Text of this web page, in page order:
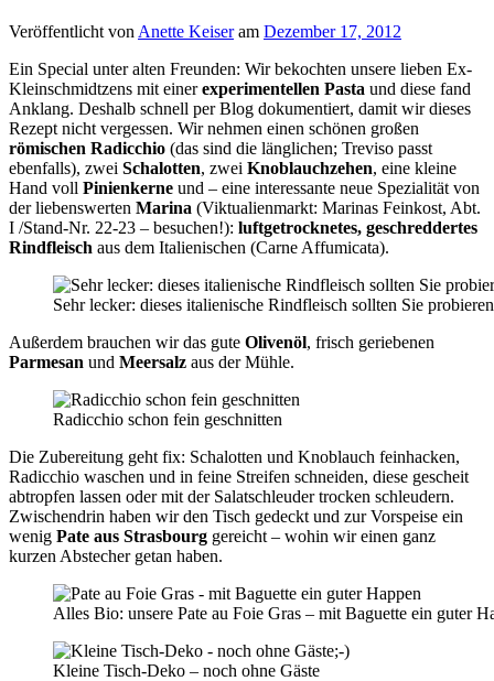
Veröffentlicht von Anette Keiseram Dezember 17, 2012
Ein Special unter alten Freunden: Wir bekochten unsere lieben Ex-
Kleinschmidtzens mit einerexperimentellen Pasta und diese fand
Anklang. Deshalb schnell per Blog dokumentiert, damit wir dieses
Rezept nicht vergessen. Wir nehmen einen schönen großen
römischen Radicchio (das sind die länglichen; Treviso passt
ebenfalls), zwei Schalotten, zwei Knoblauchzehen, eine kleine
Hand voll Pinienkerne und – eine interessante neue Spezialität von
der liebenswerten Marina (Viktualienmarkt: Marinas Feinkost, Abt.
I /Stand-Nr. 22-23 – besuchen!): luftgetrocknetes, geschreddertes
Rindfleisch aus dem Italienischen (Carne Affumicata).
Sehr lecker: dieses italienische Rindfleisch sollten Sie
Außerdem brauchen wir das gute Olivenöl, frisch geriebenen
Parmesan und Meersalz aus der Mühle.
Radicchio schon fein geschnitten
Die Zubereitung geht fix: Schalotten und Knoblauch feinhacken,
Radicchio waschen und in feine Streifen schneiden, diese gescheit
abtropfen lassen oder mit der Salatschleuder trocken schleudern.
Zwischendrin haben wir den Tisch gedeckt und zur Vorspeise ein
wenig Pate aus Strasbourg gereicht – wohin wir einen ganz
kurzen Abstecher getan haben.
Alles Bio: unsere Pate au Foie Gras – mit Baguette ein guter
Kleine Tisch-Deko – noch ohne Gäste